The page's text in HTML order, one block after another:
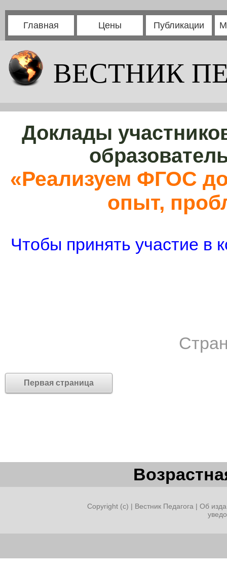
Главная Цены Публикации
ВЕСТНИК
Доклады
«Реализуем ФГОС
опыт,
Чтобы принять участие в
Первая страница
Copyright (c) | Вестник Педагога | Об